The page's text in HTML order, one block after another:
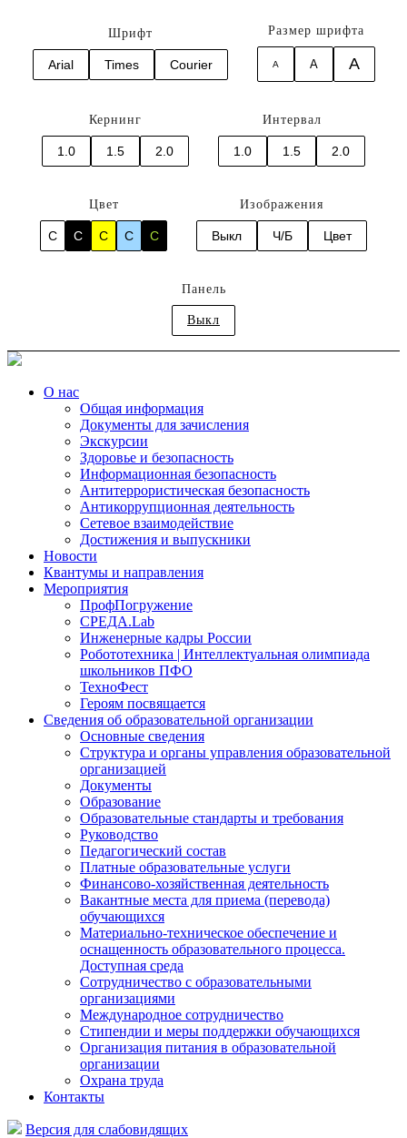
Шрифт
Arial Times Courier
Размер шрифта
A A A
Кернинг
1.0 1.5 2.0
Интервал
1.0 1.5 2.0
Цвет
C C C C C
Изображения
Выкл Ч/Б Цвет
Панель
Выкл
О нас
Общая информация
Документы для зачисления
Экскурсии
Здоровье и безопасность
Информационная безопасность
Антитеррористическая безопасность
Антикоррупционная деятельность
Сетевое взаимодействие
Достижения и выпускники
Новости
Квантумы и направления
Мероприятия
ПрофПогружение
СРЕДА.Lab
Инженерные кадры России
Робототехника | Интеллектуальная олимпиада
школьников ПФО
ТехноФест
Героям посвящается
Сведения об образовательной организации
Основные сведения
Структура и органы управления образовательной
организацией
Документы
Образование
Образовательные стандарты и требования
Руководство
Педагогический состав
Платные образовательные услуги
Финансово-хозяйственная деятельность
Вакантные места для приема (перевода)
обучающихся
Материально-техническое обеспечение и
оснащенность образовательного процесса.
Доступная среда
Сотрудничество с образовательными
организациями
Международное сотрудничество
Стипендии и меры поддержки обучающихся
Организация питания в образовательной
организации
Охрана труда
Контакты
Версия для слабовидящих